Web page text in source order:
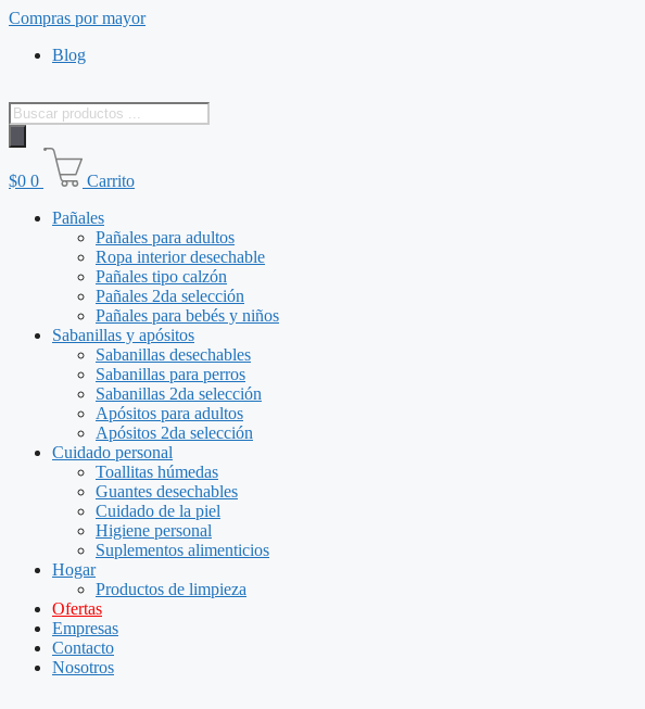
Saltar
contenido
Compras por mayor
Blog
Búsqueda
de
productos
$0 0
Carrito
Pañales
Pañales para adultos
Ropa interior desechable
Pañales tipo calzón
Pañales 2da selección
Pañales para bebés y niños
Sabanillas y apósitos
Sabanillas desechables
Sabanillas para perros
Sabanillas 2da selección
Apósitos para adultos
Apósitos 2da selección
Cuidado personal
Toallitas húmedas
Guantes desechables
Cuidado de la piel
Higiene personal
Suplementos alimenticios
Hogar
Productos de limpieza
Ofertas
Empresas
Contacto
Nosotros